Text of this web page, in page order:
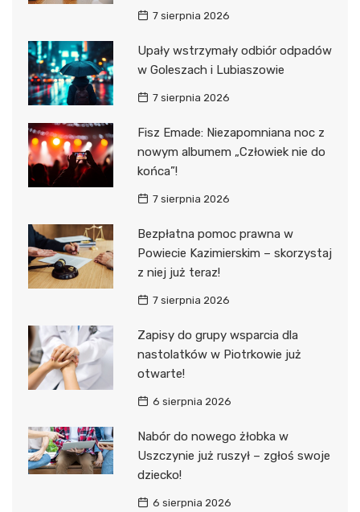
7 sierpnia 2026
Upały wstrzymały odbiór odpadów
w Goleszach i Lubiaszowie
7 sierpnia 2026
Fisz Emade: Niezapomniana noc z
nowym albumem „Człowiek nie do
końca”!
7 sierpnia 2026
Bezpłatna pomoc prawna w
Powiecie Kazimierskim – skorzystaj
z niej już teraz!
7 sierpnia 2026
Zapisy do grupy wsparcia dla
nastolatków w Piotrkowie już
otwarte!
6 sierpnia 2026
Nabór do nowego żłobka w
Uszczynie już ruszył – zgłoś swoje
dziecko!
6 sierpnia 2026